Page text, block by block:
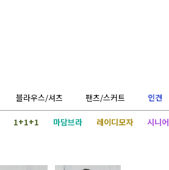
블라우스/셔츠 팬츠/스커트 인견
1+1+1 마담브라 레이디모자 시니어